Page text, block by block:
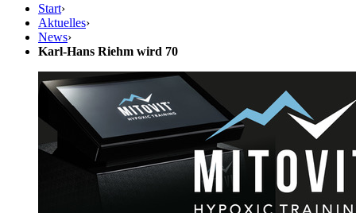
Start›
Aktuelles›
News›
Karl-Hans Riehm wird 70